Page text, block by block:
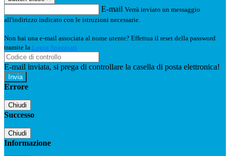
E-mail Verrà inviato un messaggio
all'indirizzo indicato con le istruzioni necessarie.
Non hai una e-mail associata al nome utente? Effettua il reset della password
tramite la Login Spaggiari
E-mail inviata, si prega di controllare la casella di posta elettronica!
Errore
Chiudi
Successo
Chiudi
Informazione